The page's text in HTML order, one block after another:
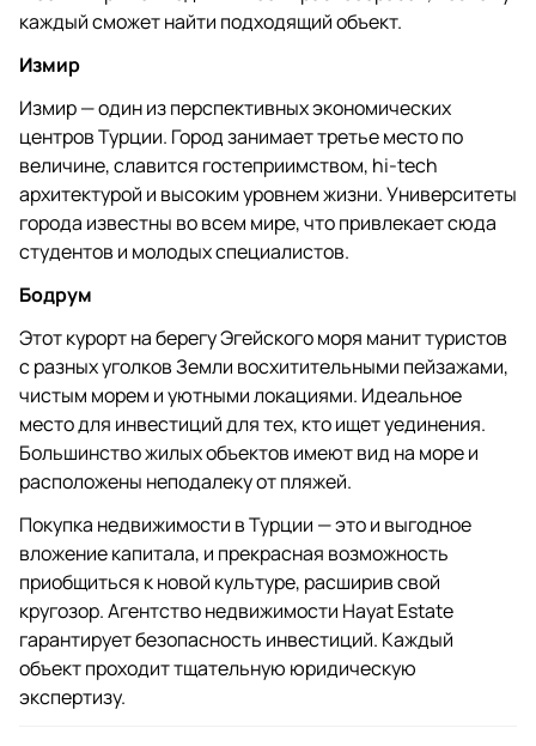
каждый сможет найти подходящий объект.
Измир
Измир — один из перспективных экономических
центров Турции. Город занимает третье место по
величине, славится гостеприимством, hi-tech
архитектурой и высоким уровнем жизни. Университеты
города известны во всем мире, что привлекает сюда
студентов и молодых специалистов.
Бодрум
Этот курорт на берегу Эгейского моря манит туристов
с разных уголков Земли восхитительными пейзажами,
чистым морем и уютными локациями. Идеальное
место для инвестиций для тех, кто ищет уединения.
Большинство жилых объектов имеют вид на море и
расположены неподалеку от пляжей.
Покупка недвижимости в Турции — это и выгодное
вложение капитала, и прекрасная возможность
приобщиться к новой культуре, расширив свой
кругозор. Агентство недвижимости Hayat Estate
гарантирует безопасность инвестиций. Каждый
объект проходит тщательную юридическую
экспертизу.